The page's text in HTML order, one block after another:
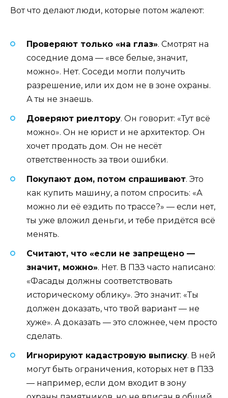
Вот что делают люди, которые потом жалеют:
Проверяют только «на глаз». Смотрят на
соседние дома — «все белые, значит,
можно». Нет. Соседи могли получить
разрешение, или их дом не в зоне охраны.
А ты не знаешь.
Доверяют риелтору. Он говорит: «Тут всё
можно». Он не юрист и не архитектор. Он
хочет продать дом. Он не несёт
ответственность за твои ошибки.
Покупают дом, потом спрашивают. Это
как купить машину, а потом спросить: «А
можно ли её ездить по трассе?» — если нет,
ты уже вложил деньги, и тебе придётся всё
менять.
Считают, что «если не запрещено —
значит, можно». Нет. В ПЗЗ часто написано:
«Фасады должны соответствовать
историческому облику». Это значит: «Ты
должен доказать, что твой вариант — не
хуже». А доказать — это сложнее, чем просто
сделать.
Игнорируют кадастровую выписку. В ней
могут быть ограничения, которых нет в ПЗЗ
— например, если дом входит в зону